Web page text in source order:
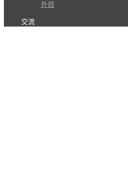
外观
交流